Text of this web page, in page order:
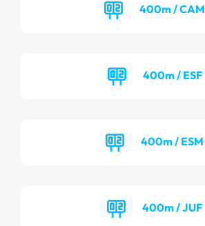
400m / CAM
400m / ESF
400m / ESM
400m / JUF